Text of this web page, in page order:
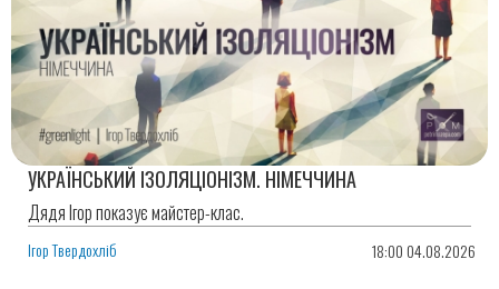
УКРАЇНСЬКИЙ ІЗОЛЯЦІОНІЗМ. НІМЕЧЧИНА
Дядя Ігор показує майстер-клас.
Ігор Твердохліб 18:00 04.08.2026